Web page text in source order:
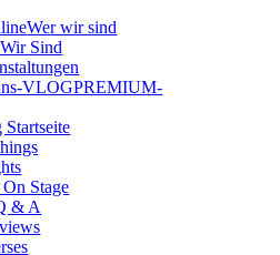
Wer wir sind
Sind
VLOGPREMIUM-
Stage
& A